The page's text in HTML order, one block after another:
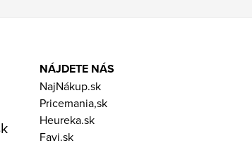
NÁJDETE NÁS
NajNákup.sk
Pricemania,sk
Heureka.sk
Favi.sk